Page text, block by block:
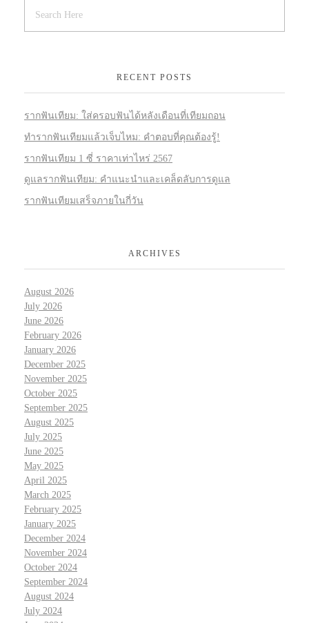
RECENT POSTS
รากฟันเทียม: ใส่ครอบฟันได้หลังเดือนที่เทียมถอน
ทำรากฟันเทียมแล้วเจ็บไหม: คำตอบที่คุณต้องรู้!
รากฟันเทียม 1 ซี่ ราคาเท่าไหร่ 2567
ดูแลรากฟันเทียม: คำแนะนำและเคล็ดลับการดูแล
รากฟันเทียมเสร็จภายในกี่วัน
ARCHIVES
August 2026
July 2026
June 2026
February 2026
January 2026
December 2025
November 2025
October 2025
September 2025
August 2025
July 2025
June 2025
May 2025
April 2025
March 2025
February 2025
January 2025
December 2024
November 2024
October 2024
September 2024
August 2024
July 2024